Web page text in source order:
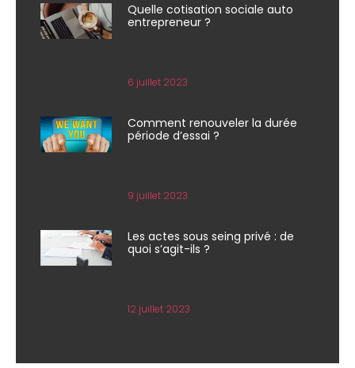
Quelle cotisation sociale auto
entrepreneur ?
6 juillet 2023
Comment renouveler la durée
période d’essai ?
9 juillet 2023
Les actes sous seing privé : de
quoi s’agit-ils ?
12 juillet 2023